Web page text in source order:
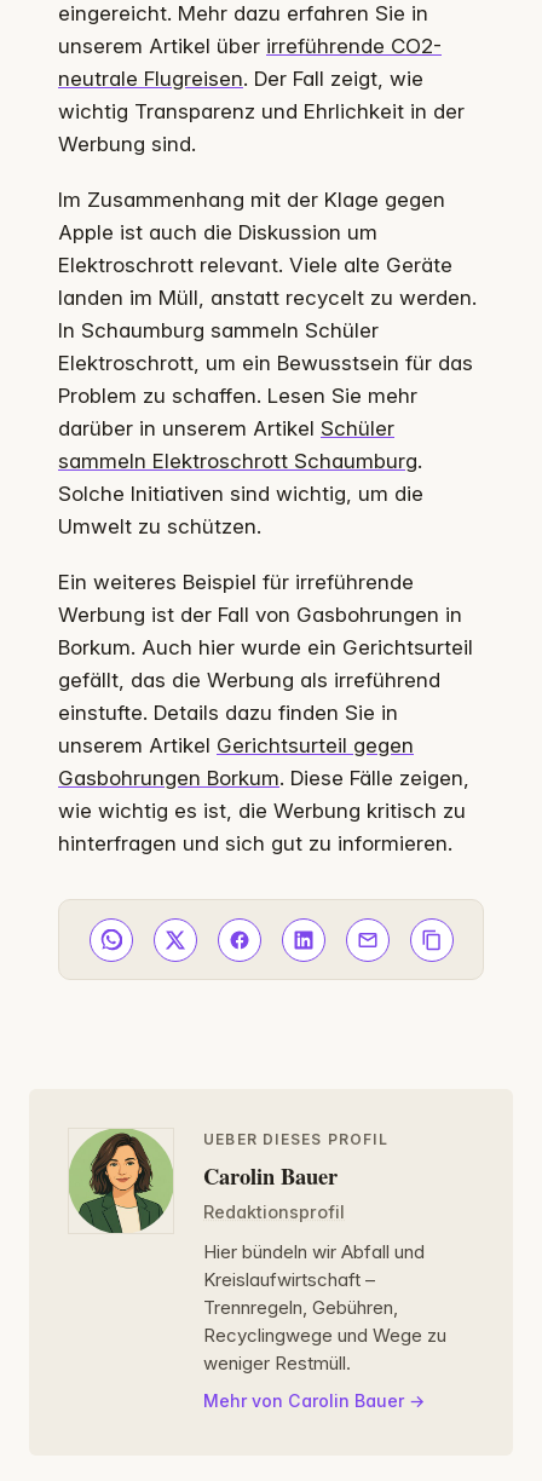
eingereicht. Mehr dazu erfahren Sie in
unserem Artikel über irreführende CO2-
neutrale Flugreisen. Der Fall zeigt, wie
wichtig Transparenz und Ehrlichkeit in der
Werbung sind.
Im Zusammenhang mit der Klage gegen
Apple ist auch die Diskussion um
Elektroschrott relevant. Viele alte Geräte
landen im Müll, anstatt recycelt zu werden.
In Schaumburg sammeln Schüler
Elektroschrott, um ein Bewusstsein für das
Problem zu schaffen. Lesen Sie mehr
darüber in unserem Artikel Schüler
sammeln Elektroschrott Schaumburg.
Solche Initiativen sind wichtig, um die
Umwelt zu schützen.
Ein weiteres Beispiel für irreführende
Werbung ist der Fall von Gasbohrungen in
Borkum. Auch hier wurde ein Gerichtsurteil
gefällt, das die Werbung als irreführend
einstufte. Details dazu finden Sie in
unserem Artikel Gerichtsurteil gegen
Gasbohrungen Borkum. Diese Fälle zeigen,
wie wichtig es ist, die Werbung kritisch zu
hinterfragen und sich gut zu informieren.
UEBER DIESES PROFIL
Carolin Bauer
Redaktionsprofil
Hier bündeln wir Abfall und
Kreislaufwirtschaft –
Trennregeln, Gebühren,
Recyclingwege und Wege zu
weniger Restmüll.
Mehr von Carolin Bauer